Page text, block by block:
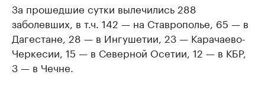
За прошедшие сутки вылечились 288
заболевших, в т.ч. 142 — на Ставрополье, 65 — в
Дагестане, 28 — в Ингушетии, 23 — Карачаево-
Черкесии, 15 — в Северной Осетии, 12 — в КБР,
3 — в Чечне.